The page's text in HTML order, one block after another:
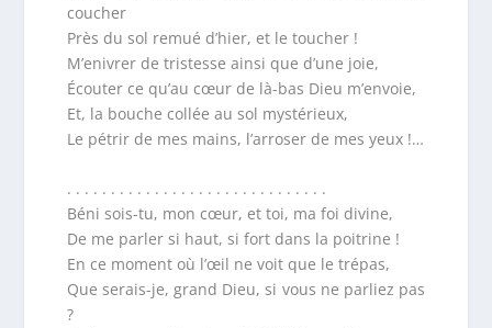
coucher
Près du sol remué d’hier, et le toucher !
M’enivrer de tristesse ainsi que d’une joie,
Écouter ce qu’au cœur de là-bas Dieu m’envoie,
Et, la bouche collée au sol mystérieux,
Le pétrir de mes mains, l’arroser de mes yeux !…
. . . . . . . . . . . . . . . . . . . . . . . . . . . . . .
Béni sois-tu, mon cœur, et toi, ma foi divine,
De me parler si haut, si fort dans la poitrine !
En ce moment où l’œil ne voit que le trépas,
Que serais-je, grand Dieu, si vous ne parliez pas
?